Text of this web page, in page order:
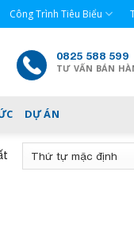
Công Trình Tiêu Biểu
0825 588 599
TƯ VẤN BÁN
DỰ ÁN